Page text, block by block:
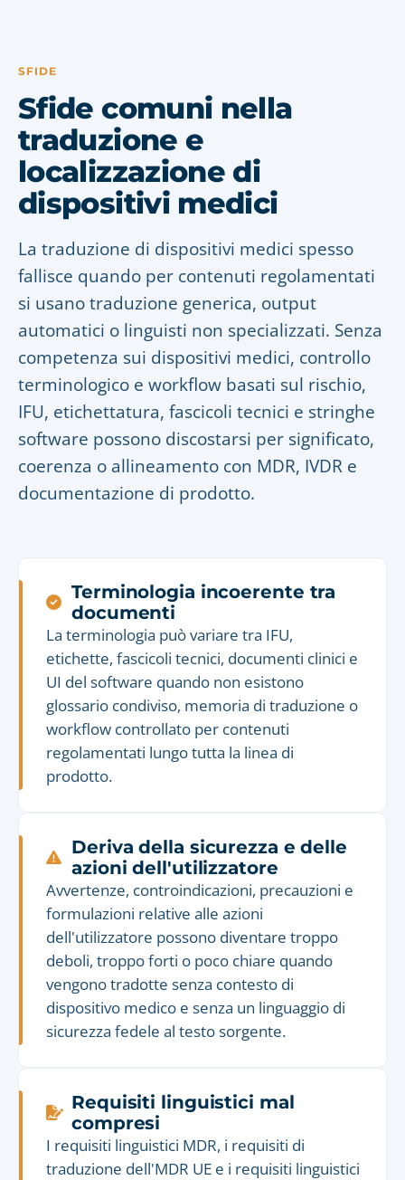
SFIDE
Sfide comuni nella
traduzione e
localizzazione di
dispositivi medici
La traduzione di dispositivi medici spesso
fallisce quando per contenuti regolamentati
si usano traduzione generica, output
automatici o linguisti non specializzati. Senza
competenza sui dispositivi medici, controllo
terminologico e workflow basati sul rischio,
IFU, etichettatura, fascicoli tecnici e stringhe
software possono discostarsi per significato,
coerenza o allineamento con MDR, IVDR e
documentazione di prodotto.
Terminologia incoerente tra
documenti
La terminologia può variare tra IFU,
etichette, fascicoli tecnici, documenti clinici e
UI del software quando non esistono
glossario condiviso, memoria di traduzione o
workflow controllato per contenuti
regolamentati lungo tutta la linea di
prodotto.
Deriva della sicurezza e delle
azioni dell'utilizzatore
Avvertenze, controindicazioni, precauzioni e
formulazioni relative alle azioni
dell'utilizzatore possono diventare troppo
deboli, troppo forti o poco chiare quando
vengono tradotte senza contesto di
dispositivo medico e senza un linguaggio di
sicurezza fedele al testo sorgente.
Requisiti linguistici mal
compresi
I requisiti linguistici MDR, i requisiti di
traduzione dell'MDR UE e i requisiti linguistici